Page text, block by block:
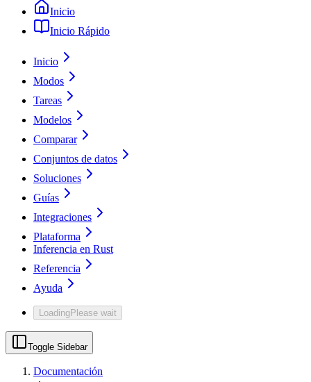
Inicio
Inicio Rápido
Inicio
Modos
Tareas
Modelos
Comparar
Conjuntos de datos
Soluciones
Guías
Integraciones
Plataforma
Inferencia en Rust
Referencia
Ayuda
LoadingPlease wait
Toggle Sidebar
Documentación